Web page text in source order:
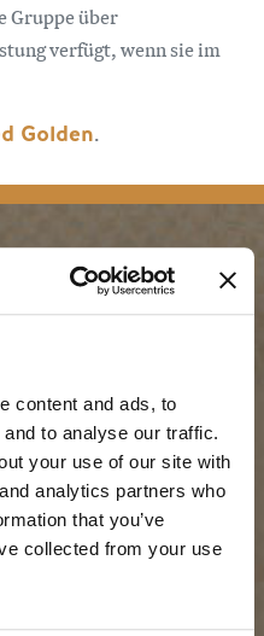
content and ads, to
to analyse our traffic.
your use of our site with
analytics partners who
that you’ve
collected from your use
Gruppe über
verfügt, wenn sie im
Golden.
JAHRESZEITEN
in Golden
Herbst
Winter in Golden